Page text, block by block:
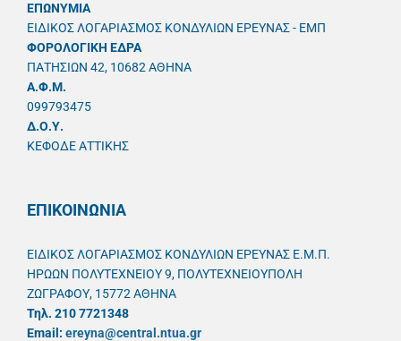
ΕΠΩΝΥΜΙΑ
ΕΙΔΙΚΟΣ ΛΟΓΑΡΙΑΣΜΟΣ ΚΟΝΔΥΛΙΩΝ ΕΡΕΥΝΑΣ - ΕΜΠ
ΦΟΡΟΛΟΓΙΚΗ ΕΔΡΑ
ΠΑΤΗΣΙΩΝ 42, 10682 ΑΘΗΝΑ
A.Φ.Μ.
099793475
Δ.Ο.Υ.
ΚΕΦΟΔΕ ΑΤΤΙΚΗΣ
ΕΠΙΚΟΙΝΩΝΙΑ
ΕΙΔΙΚΟΣ ΛΟΓΑΡΙΑΣΜΟΣ ΚΟΝΔΥΛΙΩΝ ΕΡΕΥΝΑΣ Ε.Μ.Π.
ΗΡΩΩΝ ΠΟΛΥΤΕΧΝΕΙΟΥ 9, ΠΟΛΥΤΕΧΝΕΙΟΥΠΟΛΗ
ΖΩΓΡΑΦΟΥ, 15772 ΑΘΗΝΑ
Τηλ. 210 7721348
Email: ereyna@central.ntua.gr